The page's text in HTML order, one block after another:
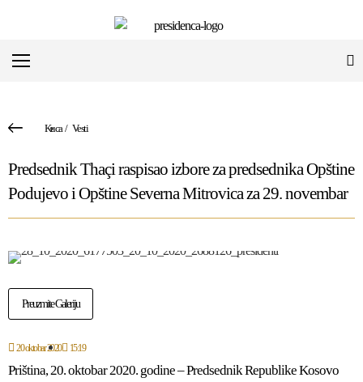
Kuca/ Vesti
Predsednik Thaçi raspisao izbore za predsednika Opštine
Podujevo i Opštine Severna Mitrovica za 29. novembar
Preuzmite Galeriju
20 oktobar 2020 15:19
Priština, 20. oktobar 2020. godine – Predsednik Republike Kosovo